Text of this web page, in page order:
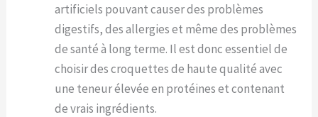
artificiels pouvant causer des problèmes
digestifs, des allergies et même des problèmes
de santé à long terme. Il est donc essentiel de
choisir des croquettes de haute qualité avec
une teneur élevée en protéines et contenant
de vrais ingrédients.